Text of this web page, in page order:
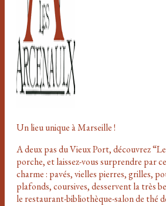
Un lieu unique à Marseille !
A deux pas du Vieux Port, découvrez
porche, et laissez-vous surprendre par
charme : pavés, vielles pierres, grilles,
plafonds, coursives, desservent la très
le restaurant-bibliothèque-salon de thé